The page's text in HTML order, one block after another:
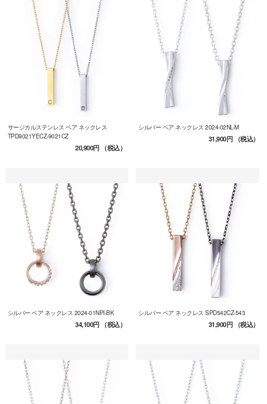
サージカルステンレス ペア ネックレス
TPD9021YECZ-9021CZ
20,900円（税込）
シルバー ペア ネックレス 2024-02NL-M
31,900円（税込）
シルバー ペア ネックレス 2024-01NPI-BK
34,100円（税込）
シルバー ペア ネックレス SPD542CZ-543
31,900円（税込）